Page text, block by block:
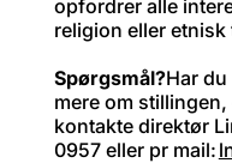
opfordrer alle
religion eller
Spørgsmål?Har
mere om
kontakte direktør
0957 eller pr mail: